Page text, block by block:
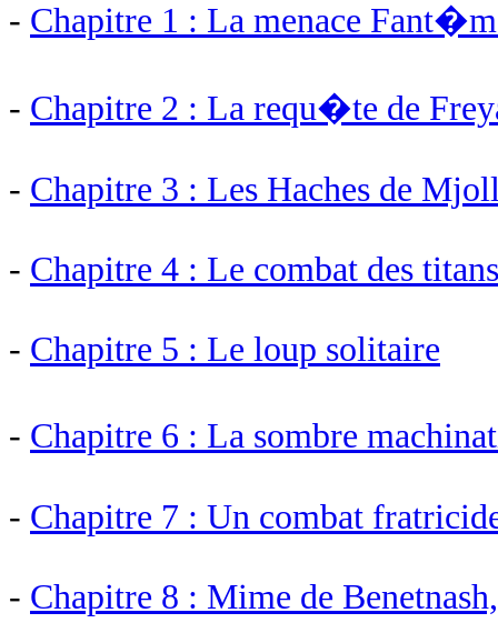
- Chapitre 1 : La menace
- Chapitre 2 : La requ�te de
- Chapitre 3 : Les Haches de
- Chapitre 4 : Le combat des titans
- Chapitre 5 : Le loup solitaire
- Chapitre 6 : La sombre
- Chapitre 7 : Un combat
- Chapitre 8 : Mime de